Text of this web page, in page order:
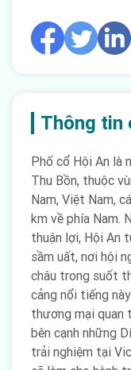
Thông tin
Phố cổ Hội An là
Thu Bồn, thuộc
Nam, Việt Nam,
km về phía Nam.
thuận lợi, Hội An
sầm uất, nơi hội
châu trong suốt
cảng nổi tiếng
thương mại quan
bên cạnh những
trải nghiệm tại